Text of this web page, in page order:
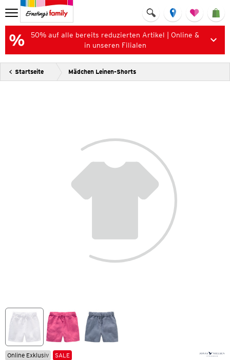
50% auf alle bereits reduzierten Artikel | Online &
in unseren Filialen
Startseite Mädchen Leinen-Shorts
Online Exklusiv SALE